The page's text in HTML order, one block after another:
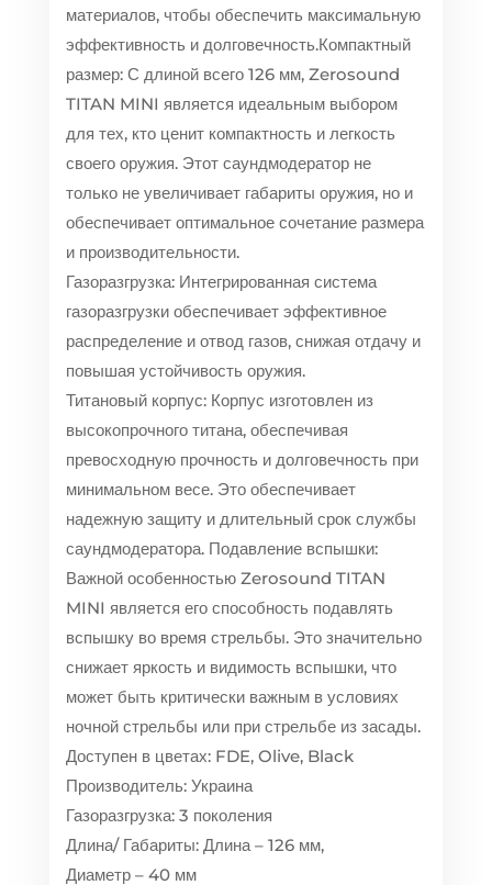
материалов, чтобы обеспечить максимальную
эффективность и долговечность.Компактный
размер: С длиной всего 126 мм, Zerosound
TITAN MINI является идеальным выбором
для тех, кто ценит компактность и легкость
своего оружия. Этот саундмодератор не
только не увеличивает габариты оружия, но и
обеспечивает оптимальное сочетание размера
и производительности.
Газоразгрузка: Интегрированная система
газоразгрузки обеспечивает эффективное
распределение и отвод газов, снижая отдачу и
повышая устойчивость оружия.
Титановый корпус: Корпус изготовлен из
высокопрочного титана, обеспечивая
превосходную прочность и долговечность при
минимальном весе. Это обеспечивает
надежную защиту и длительный срок службы
саундмодератора. Подавление вспышки:
Важной особенностью Zerosound TITAN
MINI является его способность подавлять
вспышку во время стрельбы. Это значительно
снижает яркость и видимость вспышки, что
может быть критически важным в условиях
ночной стрельбы или при стрельбе из засады.
Доступен в цветах: FDE, Olive, Black
Производитель: Украина
Газоразгрузка: 3 поколения
Длина/ Габариты: Длина – 126 мм,
Диаметр – 40 мм